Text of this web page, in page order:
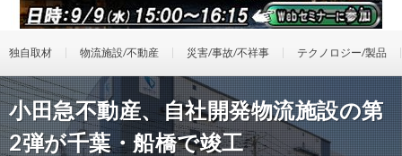
独自取材 物流施設/不動産 災害/事故/不祥事 テクノロジー/製品
小田急不動産、自社開発物流施設の第
2弾が千葉・船橋で竣工